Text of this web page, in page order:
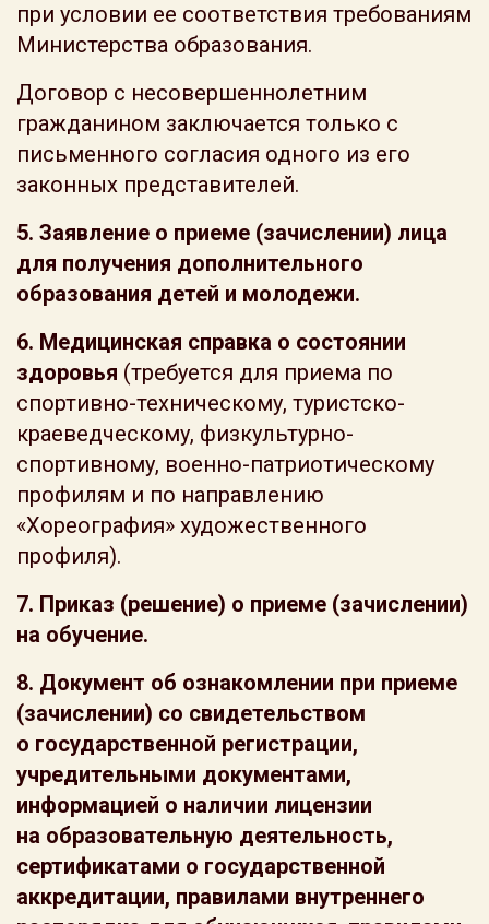
при условии ее соответствия требованиям
Министерства образования.
Договор с несовершеннолетним
гражданином заключается только с
письменного согласия одного из его
законных представителей.
5. Заявление о приеме (зачислении) лица
для получения дополнительного
образования детей и молодежи.
6. Медицинская справка о состоянии
здоровья (требуется для приема по
спортивно-техническому, туристско-
краеведческому, физкультурно-
спортивному, военно-патриотическому
профилям и по направлению
«Хореография» художественного
профиля).
7. Приказ (решение) о приеме (зачислении)
на обучение.
8. Документ об ознакомлении при приеме
(зачислении) со свидетельством
о государственной регистрации,
учредительными документами,
информацией о наличии лицензии
на образовательную деятельность,
сертификатами о государственной
аккредитации, правилами внутреннего